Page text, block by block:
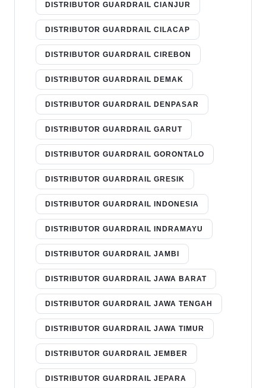
DISTRIBUTOR GUARDRAIL CIANJUR
DISTRIBUTOR GUARDRAIL CILACAP
DISTRIBUTOR GUARDRAIL CIREBON
DISTRIBUTOR GUARDRAIL DEMAK
DISTRIBUTOR GUARDRAIL DENPASAR
DISTRIBUTOR GUARDRAIL GARUT
DISTRIBUTOR GUARDRAIL GORONTALO
DISTRIBUTOR GUARDRAIL GRESIK
DISTRIBUTOR GUARDRAIL INDONESIA
DISTRIBUTOR GUARDRAIL INDRAMAYU
DISTRIBUTOR GUARDRAIL JAMBI
DISTRIBUTOR GUARDRAIL JAWA BARAT
DISTRIBUTOR GUARDRAIL JAWA TENGAH
DISTRIBUTOR GUARDRAIL JAWA TIMUR
DISTRIBUTOR GUARDRAIL JEMBER
DISTRIBUTOR GUARDRAIL JEPARA